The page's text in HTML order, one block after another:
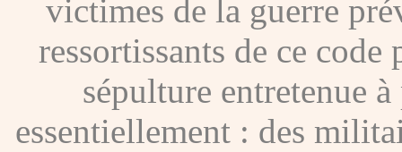
victimes de la guerre
ressortissants de ce code
sépulture entretenue
essentiellement : des